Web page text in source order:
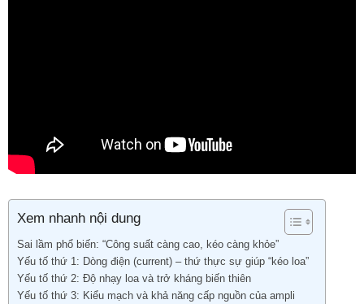
Xem nhanh nội dung
Sai lầm phổ biến: “Công suất càng cao, kéo càng khỏe”
Yếu tố thứ 1: Dòng điện (current) – thứ thực sự giúp “kéo loa”
Yếu tố thứ 2: Độ nhạy loa và trở kháng biến thiên
Yếu tố thứ 3: Kiểu mạch và khả năng cấp nguồn của ampli